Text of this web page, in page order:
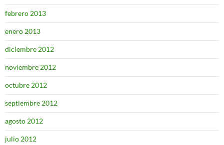
febrero 2013
enero 2013
diciembre 2012
noviembre 2012
octubre 2012
septiembre 2012
agosto 2012
julio 2012